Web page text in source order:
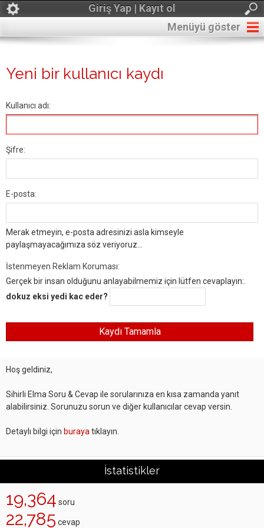
Giriş Yap | Kayıt ol
Menüyü göster
Yeni bir kullanıcı kaydı
Kullanıcı adı:
Şifre:
E-posta:
Merak etmeyin, e-posta adresinizi asla kimseyle
paylaşmayacağımıza söz veriyoruz...
İstenmeyen Reklam Koruması:
Gerçek bir insan olduğunu anlayabilmemiz için lütfen cevaplayın:.
dokuz eksi yedi kac eder?
Hoş geldiniz,
Sihirli Elma Soru & Cevap ile sorularınıza en kısa zamanda yanıt
alabilirsiniz. Sorunuzu sorun ve diğer kullanıcılar cevap versin.
Detaylı bilgi için buraya tıklayın.
İstatistikler
19,364 soru
22,785 cevap